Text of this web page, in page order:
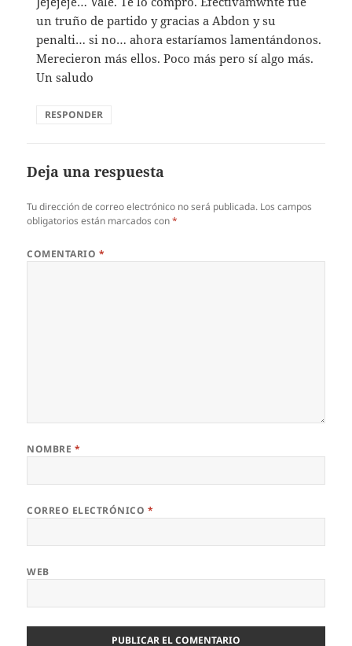
un truño de partido y gracias a Abdon y su
penalti… si no… ahora estaríamos lamentándonos.
Merecieron más ellos. Poco más pero sí algo más.
Un saludo
RESPONDER
Deja una respuesta
Tu dirección de correo electrónico no será publicada. Los campos
obligatorios están marcados con*
COMENTARIO *
NOMBRE *
CORREO ELECTRÓNICO *
WEB